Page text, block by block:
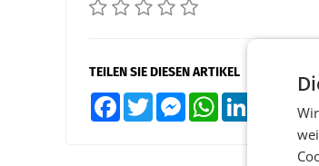
TEILEN SIE DIESEN ARTIKEL
FacebookTwitter MessengerWhatsApp